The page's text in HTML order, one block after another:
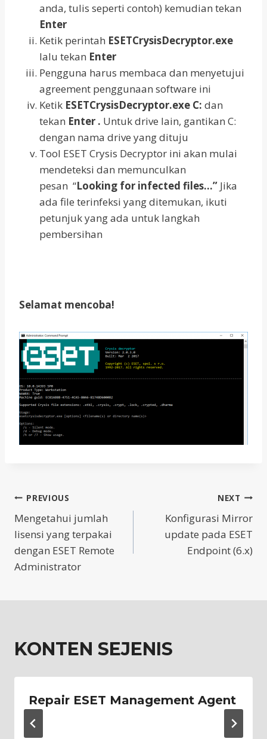
anda, tulis seperti contoh) kemudian tekan
Enter
Ketik perintah ESETCrysisDecryptor.exe
lalu tekan Enter
Pengguna harus membaca dan menyetujui
agreement penggunaan software ini
Ketik ESETCrysisDecryptor.exe C: dan
tekan Enter . Untuk drive lain, gantikan C:
dengan nama drive yang dituju
Tool ESET Crysis Decryptor ini akan mulai
mendeteksi dan memunculkan
pesan “Looking for infected files…” Jika
ada file terinfeksi yang ditemukan, ikuti
petunjuk yang ada untuk langkah
pembersihan
Selamat mencoba!
Post
navigation
PREVIOUS
Mengetahui jumlah
lisensi yang terpakai
dengan ESET Remote
Administrator
NEXT
Konfigurasi Mirror
update pada ESET
Endpoint (6.x)
KONTEN SEJENIS
Repair ESET Management Agent